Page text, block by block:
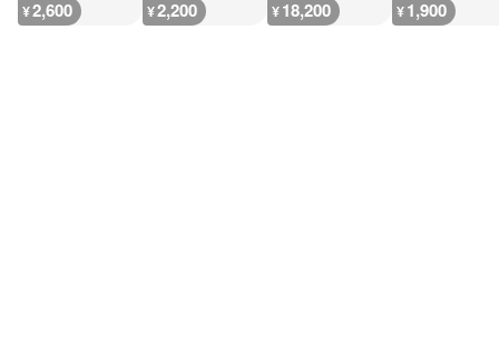
¥2,600 ¥2,200 ¥18,200 ¥1,900